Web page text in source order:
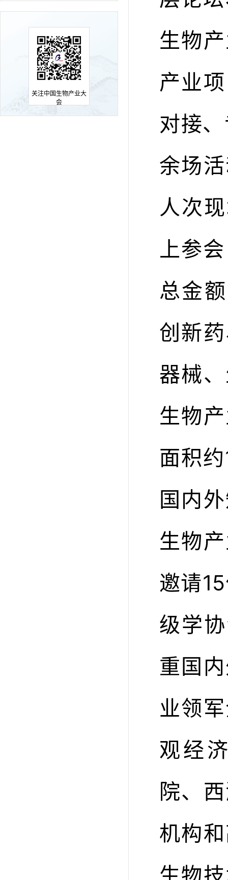
关注中国生物产业大
会
生物
产业
对接
余场
人次
上参
总金
创新
器械
生物
面积
国内
生物
邀请
级学
重国
业领
观经
院、
机构
生物